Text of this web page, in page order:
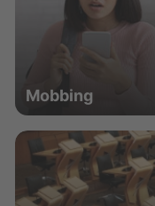
Mobbing